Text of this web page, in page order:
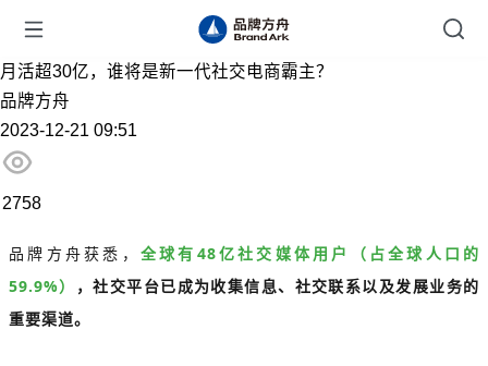
月活超30亿，谁将是新一代社交电商霸主？
品牌方舟
2023-12-21 09:51
2758
品牌方舟获悉， 全球有48亿社交媒体用户（占全球人口的
59.9%）
，社交平台已成为收集信息、社交联系以及发展业务的
重要渠道。